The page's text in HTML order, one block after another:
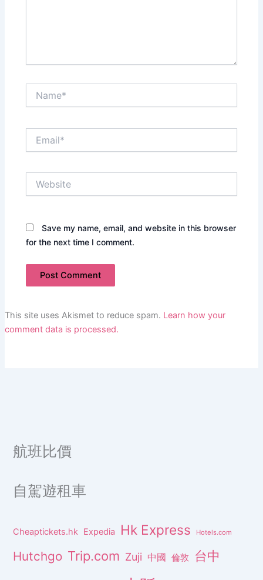
Save my name, email, and website in this browser
for the next time I comment.
This site uses Akismet to reduce spam. Learn how your
comment data is processed.
航班比價
自駕遊租車
Cheaptickets.hk Expedia Hk Express Hotels.com
Hutchgo Trip.com Zuji 中國 倫敦 台中